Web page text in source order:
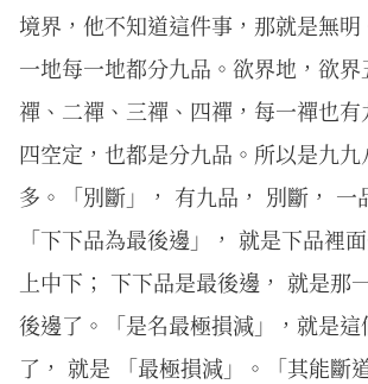
境界，他不知道這件事，那就是無
一地每一地都分九品。欲界地，欲
禪、二禪、三禪、四禪，每一禪也
四空定，也都是分九品。所以是九
多。「別斷」， 有九品， 別斷， 一
「下下品為最後邊」， 就是下品裡
上中下； 下下品是最後邊， 就是那
後邊了。「是名最極損減」，就是
了， 就是 「最極損減」。「其能斷